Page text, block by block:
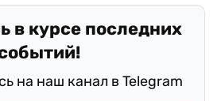
в курсе последних
на наш канал в Telegram